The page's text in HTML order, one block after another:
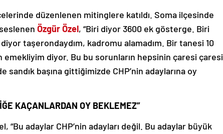
düzenlenen mitinglere katıldı. Soma ilçesinde
Özgür Özel, “Biri diyor 3600 ek gösterge. Biri
taşerondaydım, kadromu alamadım. Bir tanesi 10
emekliyim diyor. Bu bu sorunların hepsinin çaresi çaresi
başına gittiğimizde CHP’nin adaylarına oy
KAÇANLARDAN OY BEKLEMEZ”
“Bu adaylar CHP’nin adayları değil. Bu adaylar büyük